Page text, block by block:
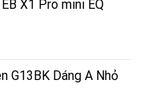
X1 Pro mini EQ
G13BK Dáng A Nhỏ